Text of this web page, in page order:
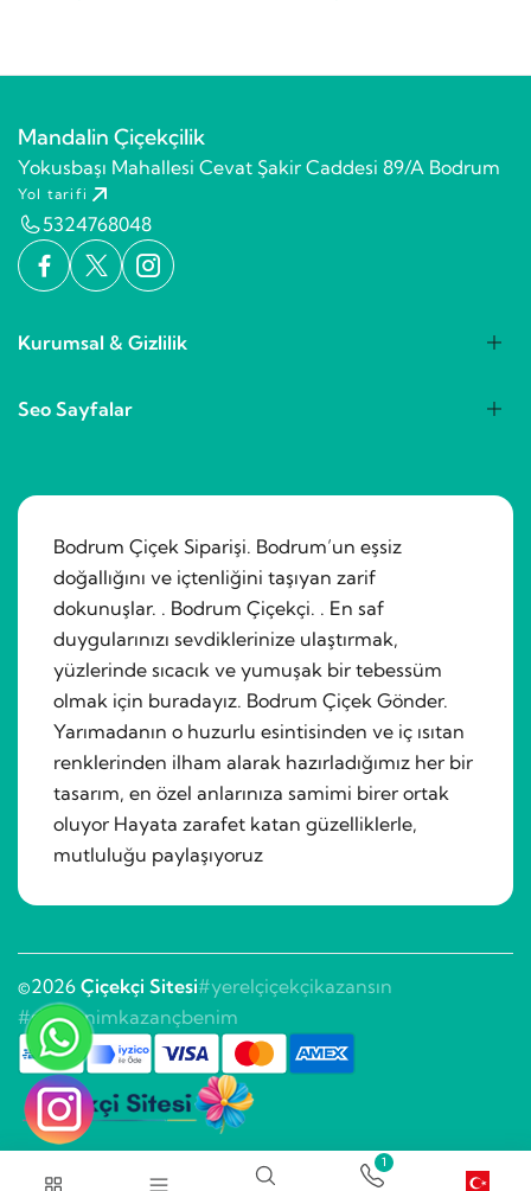
Mandalin Çiçekçilik
Yokusbaşı Mahallesi Cevat Şakir Caddesi 89/A Bodrum
Yol tarifi
5324768048
Kurumsal & Gizlilik
Seo Sayfalar
Bodrum Çiçek Siparişi. Bodrum’un eşsiz
doğallığını ve içtenliğini taşıyan zarif
dokunuşlar. . Bodrum Çiçekçi. . En saf
duygularınızı sevdiklerinize ulaştırmak,
yüzlerinde sıcacık ve yumuşak bir tebessüm
olmak için buradayız. Bodrum Çiçek Gönder.
Yarımadanın o huzurlu esintisinden ve iç ısıtan
renklerinden ilham alarak hazırladığımız her bir
tasarım, en özel anlarınıza samimi birer ortak
oluyor Hayata zarafet katan güzelliklerle,
mutluluğu paylaşıyoruz
©2026 Çiçekçi Sitesi#yerelçiçekçikazansın
#sitebenimkazançbenim
1